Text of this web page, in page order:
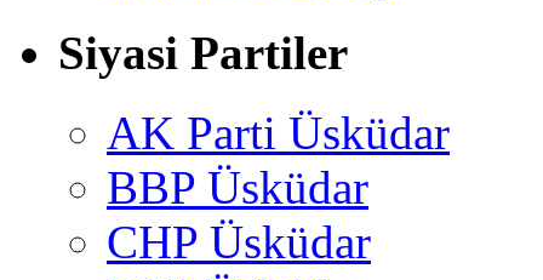
Siyasi Partiler
AK Parti Üsküdar
BBP Üsküdar
CHP Üsküdar